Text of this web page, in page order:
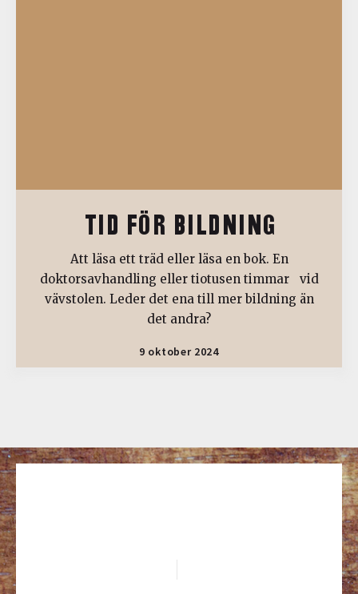
TID FÖR BILDNING
Att läsa ett träd eller läsa en bok. En
doktorsavhandling eller tiotusen timmar vid
vävstolen. Leder det ena till mer bildning än
det andra?
9 oktober 2024